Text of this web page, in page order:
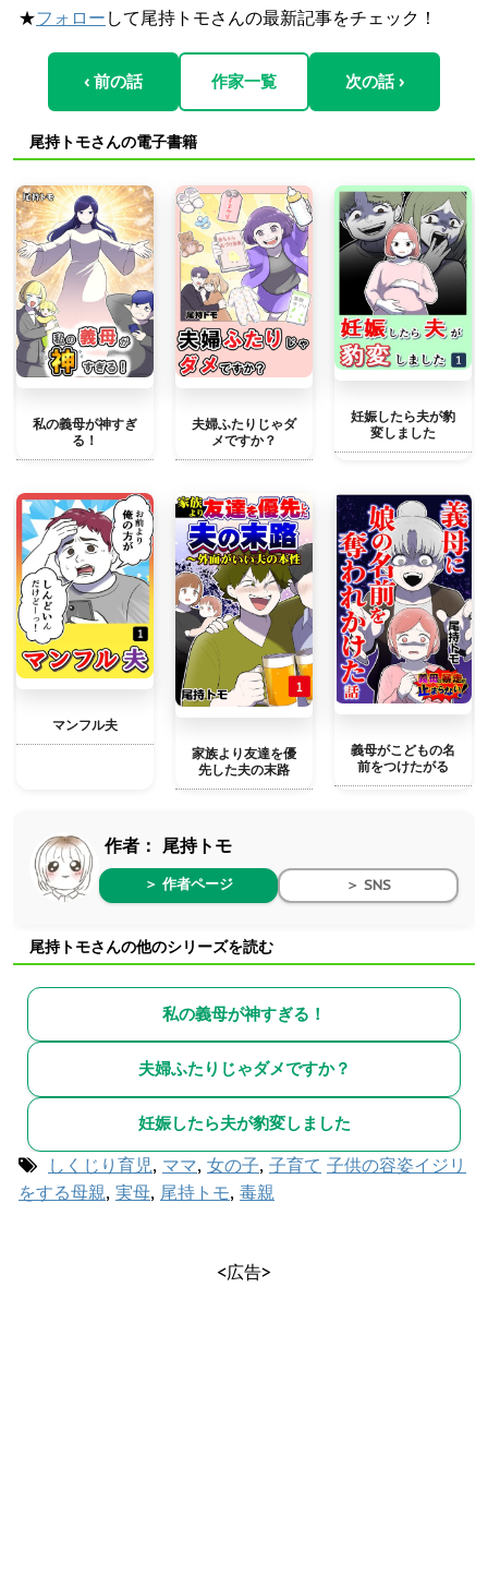
★フォロー して尾持トモさんの最新記事をチェック！
‹ 前の話 作家一覧 次の話 ›
尾持トモさんの電子書籍
私の義母が神すぎ
る！
夫婦ふたりじゃダ
メですか？
妊娠したら夫が豹
変しました
マンフル夫
家族より友達を優
先した夫の末路
義母がこどもの名
前をつけたがる
作者： 尾持トモ
＞ 作者ページ ＞ SNS
尾持トモさんの他のシリーズを読む
私の義母が神すぎる！
夫婦ふたりじゃダメですか？
妊娠したら夫が豹変しました
しくじり育児, ママ, 女の子, 子育て 子供の容姿イジリ
をする母親, 実母, 尾持トモ, 毒親
<広告>